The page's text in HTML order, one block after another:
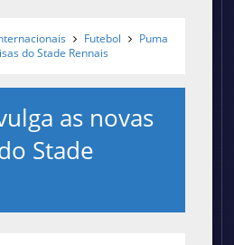
Futebol
Puma
do Stade Rennais
as novas
Stade